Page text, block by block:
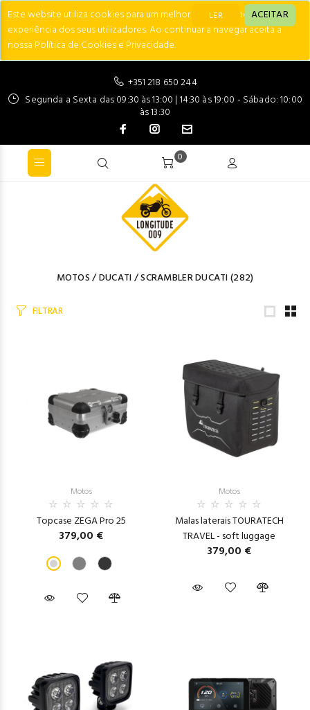
Este website utiliza cookies para um melhor desempenho e
experiência dos seus utilizadores. Ao continuar a navegar aceita a
nossa Política de Cookies e Privacidade.
LER ACEITAR
+351 218 650 244
Segunda a Sexta das 09:30 às 13:00 | 14:30 às 19:00 - Sábado: 10:00
às 13:30
0
MOTOS/DUCATI/SCRAMBLER DUCATI(282)
FILTRAR
Motos
Topcase ZEGA Pro 25
379,00 €
Motos
Malas laterais TOURATECH
TRAVEL - soft luggage
379,00 €